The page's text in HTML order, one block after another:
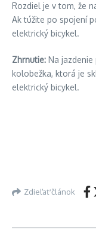
Rozdiel je v tom, že
Ak túžite po spojení
elektrický bicykel.
Zhrnutie: Na
kolobežka, ktorá je
elektrický bicykel.
Zdieľať článok